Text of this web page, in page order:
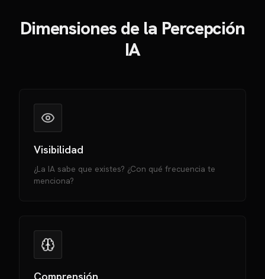
Dimensiones de la Percepción
IA
Visibilidad
¿La IA sabe que existes? ¿Con qué frecuencia te
menciona?